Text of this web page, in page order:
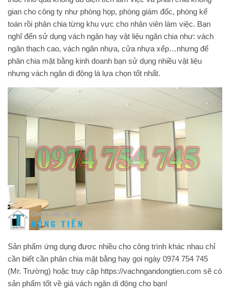
gian cho công ty như phòng họp, phòng giám đốc, phòng kế
toán rồi phân chia từng khu vực cho nhân viên làm việc. Bạn
nghĩ đến sử dụng vách ngăn hay vật liệu ngăn chia như: vách
ngăn thạch cao, vách ngăn nhựa, cửa nhựa xếp…nhưng để
phân chia mặt bằng kinh doanh bạn sử dụng nhiều vật liệu
nhưng vách ngăn di động là lựa chọn tốt nhất.
Sản phẩm ứng dụng đươc nhiều cho công trình khác nhau chỉ
cần biết cần phân chia mặt bằng hay gọi ngày 0974 754 745
(Mr. Trường) hoặc truy cập https://vachngandongtien.com sẽ có
sản phẩm tốt về giá vách ngăn di động cho bạn!